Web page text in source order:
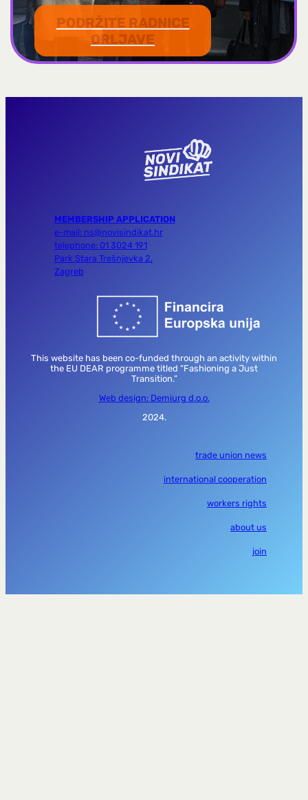
PODRŽITE RADNICE
ORLJAVE
MEMBERSHIP APPLICATION
e-mail: ns@novisindikat.hr
telephone: 01 3024 191
Park Stara Trešnjevka 2,
Zagreb
This website has been co-funded through an activity within
the EU DEAR programme titled “Fashioning a Just
Transition.”
Web design: Demiurg d.o.o.
2024.
trade union news
international cooperation
workers rights
about us
join